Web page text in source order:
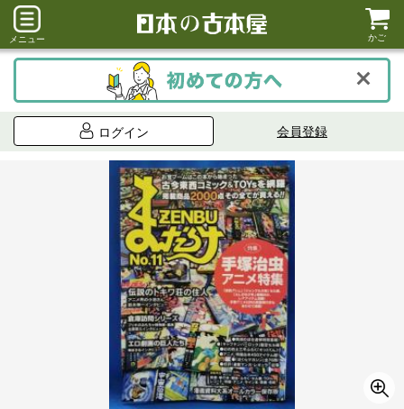
メニュー かご
ログイン 会員登録